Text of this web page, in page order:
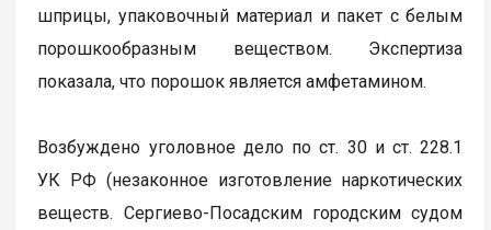
шприцы, упаковочный материал и пакет с белым
порошкообразным веществом. Экспертиза
показала, что порошок является амфетамином.
Возбуждено уголовное дело по ст. 30 и ст. 228.1
УК РФ (незаконное изготовление наркотических
веществ. Сергиево-Посадским городским судом